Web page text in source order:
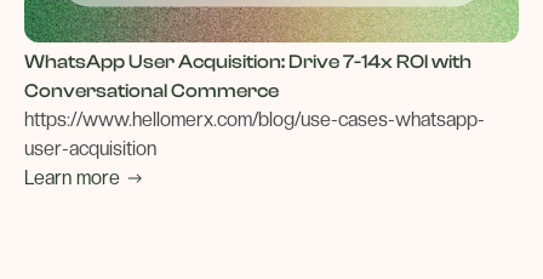
WhatsApp User Acquisition: Drive 7-14x ROI with
Conversational Commerce
https://www.hellomerx.com/blog/use-cases-whatsapp-
user-acquisition
Learn more